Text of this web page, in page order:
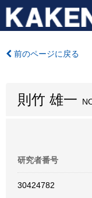
前のページに戻る
則竹 雄一
研究者番号
30424782